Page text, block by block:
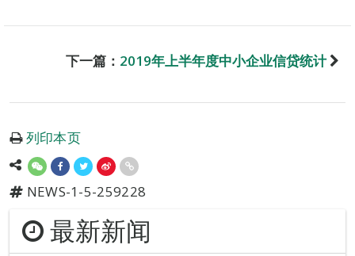
下一篇： 2019年上半年度中小企业信贷统计
列印本页
NEWS-1-5-259228
最新新闻